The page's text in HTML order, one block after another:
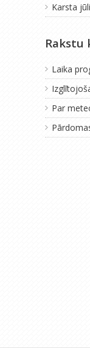
Karsta
Rakstu
Laika
Par